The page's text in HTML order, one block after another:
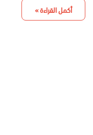
أكمل القراءة »